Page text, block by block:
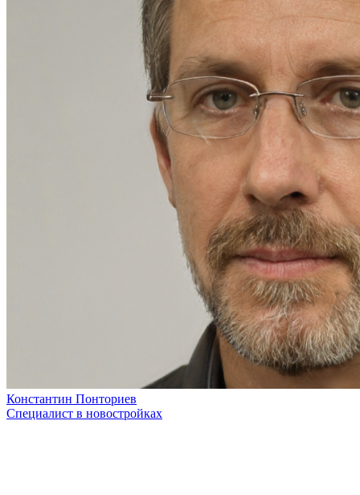
Константин Понториев
Специалист в новостройках